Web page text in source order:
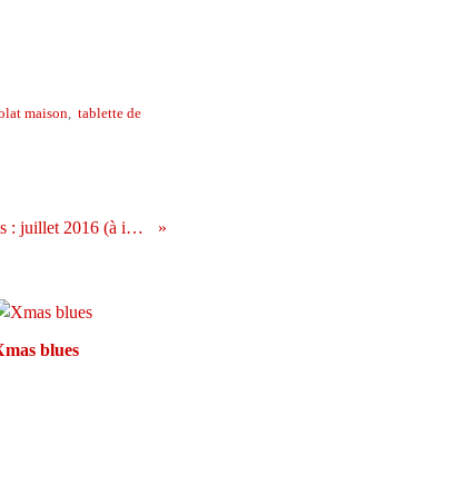
maison
tablette de
Calendriers mensuels : juillet 2016 (à imprimer - gratuit)
blues